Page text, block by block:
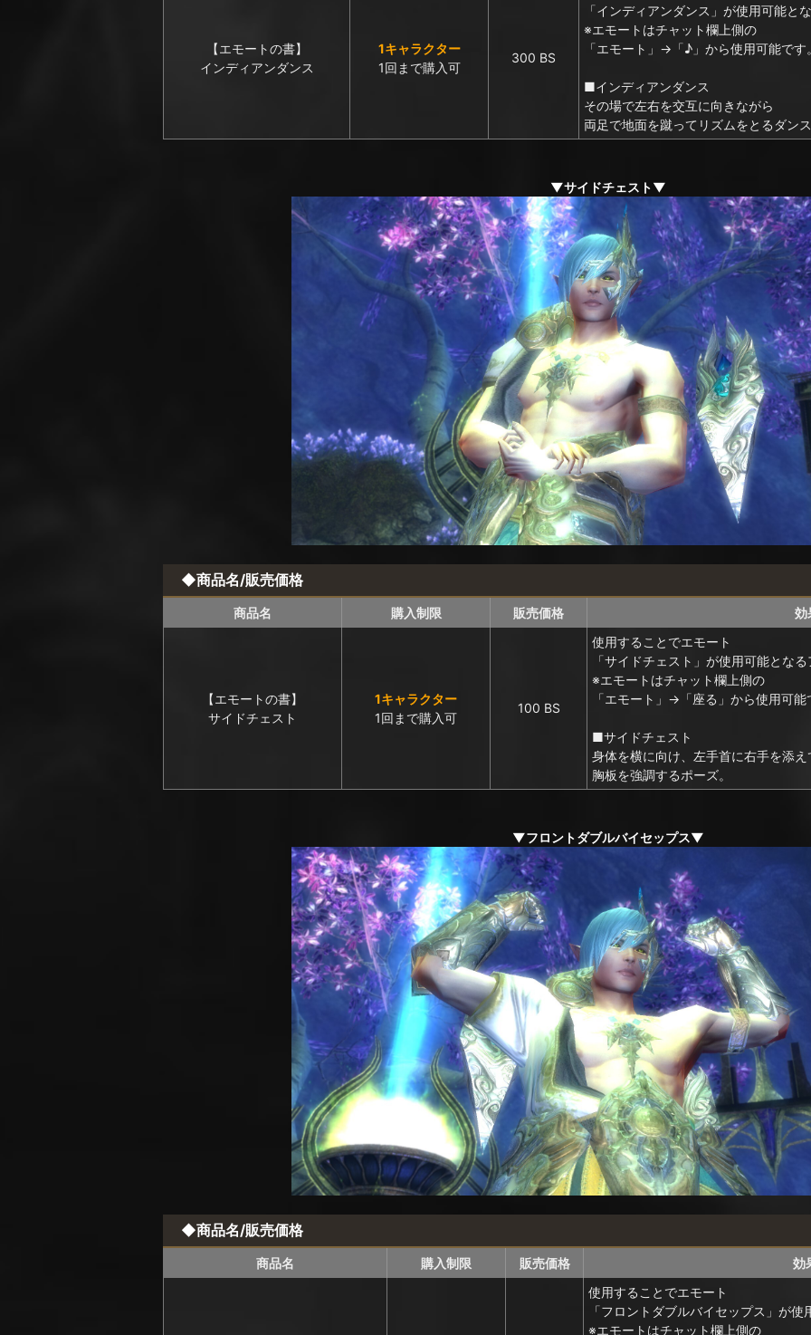
【エモートの書】
インディアンダンス
1キャラクター
1回まで購入可
300 BS
「インディアンダンス」が使用可能と
※エモートはチャット欄上側の
「エモート」→「♪」から使用可能です
■インディアンダンス
その場で左右を交互に向きながら
両足で地面を蹴ってリズムをとるダン
▼サイドチェスト▼
◆商品名/販売価格
商品名 購入制限 販売価格 効
【エモートの書】
サイドチェスト
1キャラクター
1回まで購入可
100 BS
使用することでエモート
「サイドチェスト」が使用可能とな
※エモートはチャット欄上側の
「エモート」→「座る」から使用可能
■サイドチェスト
身体を横に向け、左手首に右手を添え
胸板を強調するポーズ。
▼フロントダブルバイセップス▼
◆商品名/販売価格
商品名 購入制限 販売価格
効
使用することでエモート
「フロントダブルバイセップス」が
※エモートはチャット欄上側の